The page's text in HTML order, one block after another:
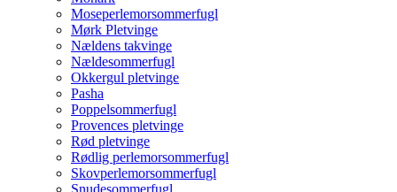
Moseperlemorsommerfugl
Mørk Pletvinge
Nældens takvinge
Nældesommerfugl
Okkergul pletvinge
Pasha
Poppelsommerfugl
Provences pletvinge
Rød pletvinge
Rødlig perlemorsommerfugl
Skovperlemorsommerfugl
Snudesommerfugl